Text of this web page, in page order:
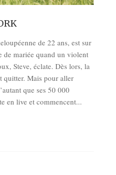
de 22 ans, est sur
de mariée quand un violent
Steve, éclate. Dès lors, la
quitter. Mais pour aller
que ses 50 000
en live et commencent...